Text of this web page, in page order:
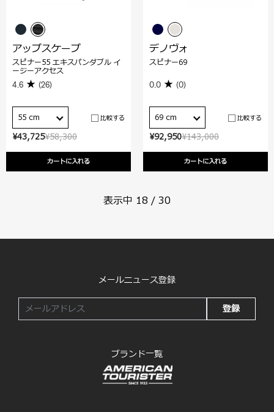
¥58,300
¥43,725
カートに入れる
アップスケープ
スピナー55 エキスパンダブル イ
ージーアクセス
4.6 (26)
55 cm 比較する
¥143,000
¥92,950
カートに入れる
デノヴォ
スピナー69
0.0 (0)
69 cm 比較する
表示中 18 / 30
メールニュース登録
登録
ブランド一覧